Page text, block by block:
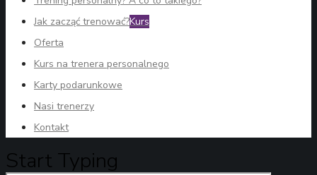
Jak zacząć trenować?Kurs
Oferta
Kurs na trenera personalnego
Karty podarunkowe
Nasi trenerzy
Kontakt
Start Typing